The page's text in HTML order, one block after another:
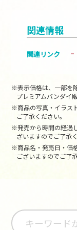
関連情報
関連リンク
※表示価格は、一部を
プレミアムバンダイ
※商品の写真・イラス
ご了承ください。
※発売から時間の経過
ざいますのでご了承
※商品名・発売日・価
ございますのでご了